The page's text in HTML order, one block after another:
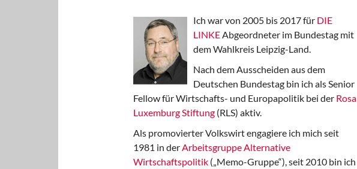
Ich war von 2005 bis 2017 für DIE
LINKEAbgeordneter im Bundestag mit
dem Wahlkreis Leipzig-Land.
Nach dem Ausscheiden aus dem
Deutschen Bundestag bin ich als Senior
Fellow für Wirtschafts- und Europapolitik bei der Rosa
Luxemburg Stiftung (RLS) aktiv.
Als promovierter Volkswirt engagiere ich mich seit
1981 in derArbeitsgruppe Alternative
Wirtschaftspolitik („Memo-Gruppe“), seit 2010 bin ich